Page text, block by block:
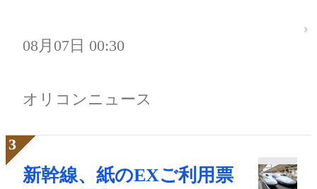
08月07日 00:30
オリコンニュース
新幹線、紙のEXご利用票